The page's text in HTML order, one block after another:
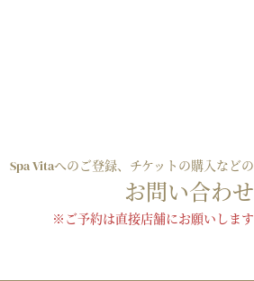
Spa Vitaへのご登録、チケットの購入などの
お問い合わせ
※ご予約は直接店舗にお願いします